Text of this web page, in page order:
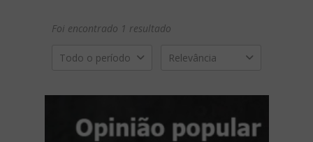
Foi encontrado 1 resultado
Todo o período Relevância